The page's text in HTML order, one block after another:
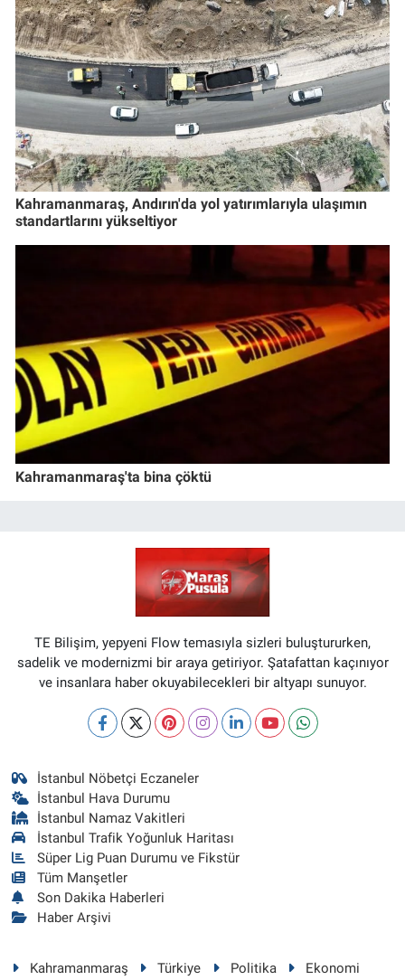
Kahramanmaraş, Andırın'da yol yatırımlarıyla ulaşımın
standartlarını yükseltiyor
Kahramanmaraş'ta bina çöktü
TE Bilişim, yepyeni Flow temasıyla sizleri buluştururken,
sadelik ve modernizmi bir araya getiriyor. Şatafattan kaçınıyor
ve insanlara haber okuyabilecekleri bir altyapı sunuyor.
İstanbul Nöbetçi Eczaneler
İstanbul Hava Durumu
İstanbul Namaz Vakitleri
İstanbul Trafik Yoğunluk Haritası
Süper Lig Puan Durumu ve Fikstür
Tüm Manşetler
Son Dakika Haberleri
Haber Arşivi
Kahramanmaraş Türkiye Politika
Ekonomi